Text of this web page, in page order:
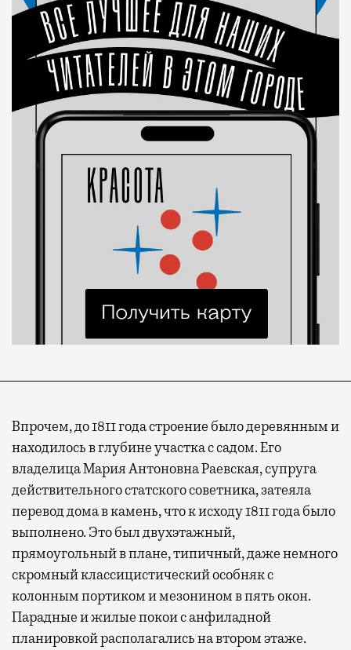
Впрочем, до 1811 года строение было деревянным и
находилось в глубине участка с садом. Его
владелица Мария Антоновна Раевская, супруга
действительного статского советника, затеяла
перевод дома в камень, что к исходу 1811 года было
выполнено. Это был двухэтажный,
прямоугольный в плане, типичный, даже немного
скромный классицистический особняк с
колонным портиком и мезонином в пять окон.
Парадные и жилые покои с анфиладной
планировкой располагались на втором этаже.